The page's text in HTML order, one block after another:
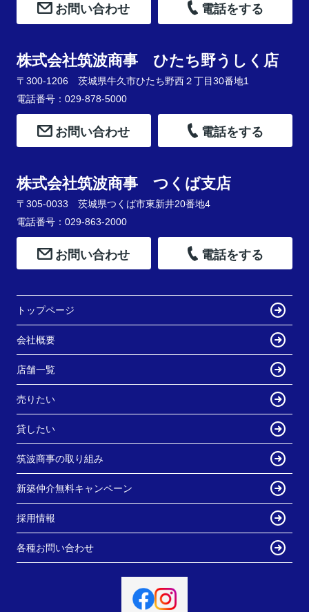
お問い合わせ 電話をする
株式会社筑波商事 ひたち野うしく店
〒300-1206 茨城県牛久市ひたち野西２丁目30番地1
電話番号：029-878-5000
お問い合わせ 電話をする
株式会社筑波商事 つくば支店
〒305-0033 茨城県つくば市東新井20番地4
電話番号：029-863-2000
お問い合わせ 電話をする
トップページ
会社概要
店舗一覧
売りたい
貸したい
筑波商事の取り組み
新築仲介無料キャンペーン
採用情報
各種お問い合わせ